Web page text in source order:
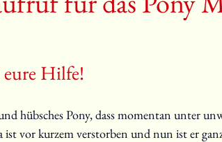
Hilfe!
hübsches Pony, dass momentan unter
ist vor kurzem verstorben und nun ist er